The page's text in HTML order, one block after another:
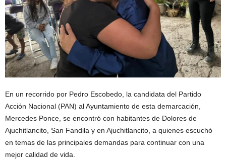
En un recorrido por Pedro Escobedo, la candidata del Partido
Acción Nacional (PAN) al Ayuntamiento de esta demarcación,
Mercedes Ponce, se encontró con habitantes de Dolores de
Ajuchitlancito, San Fandila y en Ajuchitlancito, a quienes escuchó
en temas de las principales demandas para continuar con una
mejor calidad de vida.